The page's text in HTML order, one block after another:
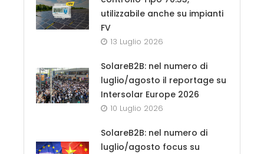
utilizzabile anche su impianti
FV
13 Luglio 2026
SolareB2B: nel numero di
luglio/agosto il reportage su
Intersolar Europe 2026
10 Luglio 2026
SolareB2B: nel numero di
luglio/agosto focus su